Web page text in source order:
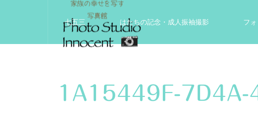
七五三 はたちの記念・成人振袖撮影 フ
1A15449F-